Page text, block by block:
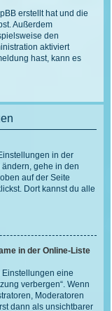
erstellt hat und die
Außerdem
den
aktiviert
hast, kann es
in der
gehe in den
auf der Seite
Dort kannst du alle
in der Online-Liste
eine
verbergen“. Wenn
Moderatoren
dann als unsichtbarer